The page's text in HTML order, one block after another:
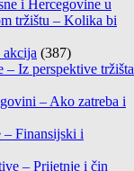
i Hercegovine u
tržištu – Kolika bi
(387)
– Iz perspektive tržišta
– Ako zatreba i
– Finansijski i
– Prijetnje i čin